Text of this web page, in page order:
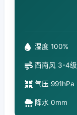
湿度 100%
西南风 3-4级
气压 991hPa
降水 0mm